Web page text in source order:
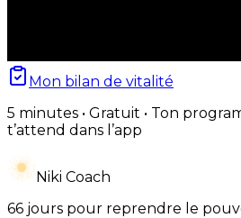
Mon bilan de vitalité
5 minutes • Gratuit • Ton
t’attend dans l’app
Niki Coach
66 jours pour reprendre le